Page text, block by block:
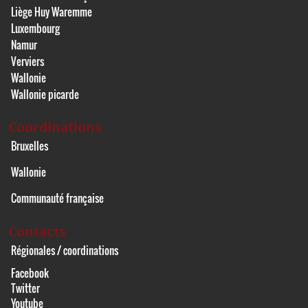
Liège Huy Waremme
Luxembourg
Namur
Verviers
Wallonie
Wallonie picarde
Coordinations
Bruxelles
Wallonie
Communauté française
Contacts
Régionales / coordinations
Facebook
Twitter
Youtube